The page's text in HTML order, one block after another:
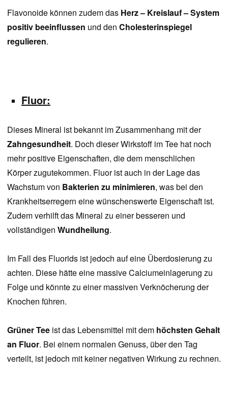
Flavonoide können zudem das Herz – Kreislauf – System
positiv beeinflussen und den Cholesterinspiegel
regulieren.
Fluor:
Dieses Mineral ist bekannt im Zusammenhang mit der
Zahngesundheit. Doch dieser Wirkstoff im Tee hat noch
mehr positive Eigenschaften, die dem menschlichen
Körper zugutekommen. Fluor ist auch in der Lage das
Wachstum von Bakterien zu minimieren, was bei den
Krankheitserregern eine wünschenswerte Eigenschaft ist.
Zudem verhilft das Mineral zu einer besseren und
vollständigen Wundheilung.
Im Fall des Fluorids ist jedoch auf eine Überdosierung zu
achten. Diese hätte eine massive Calciumeinlagerung zu
Folge und könnte zu einer massiven Verknöcherung der
Knochen führen.
Grüner Tee ist das Lebensmittel mit dem höchsten Gehalt
an Fluor. Bei einem normalen Genuss, über den Tag
verteilt, ist jedoch mit keiner negativen Wirkung zu rechnen.